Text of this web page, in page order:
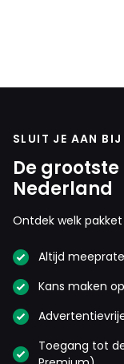
SLUIT JE AAN BIJ
De
Nederland
Ontdek welk
Altijd
Kans maken
Toegang tot